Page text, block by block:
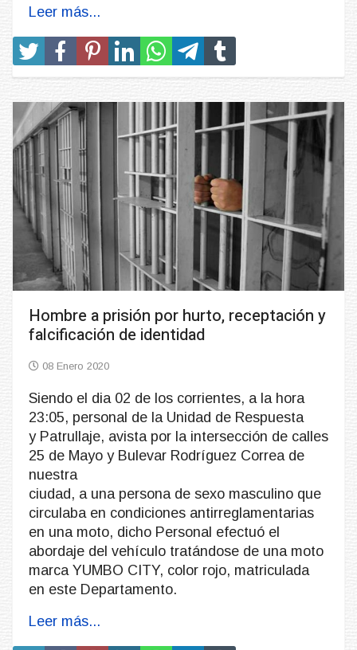
Leer más...
Hombre a prisión por hurto, receptación y
falcificación de identidad
08 Enero 2020
Siendo el dia 02 de los corrientes, a la hora
23:05, personal de la Unidad de Respuesta
y Patrullaje, avista por la intersección de calles
25 de Mayo y Bulevar Rodríguez Correa de
nuestra
ciudad, a una persona de sexo masculino que
circulaba en condiciones antirreglamentarias
en una moto, dicho Personal efectuó el
abordaje del vehículo tratándose de una moto
marca YUMBO CITY, color rojo, matriculada
en este Departamento.
Leer más...